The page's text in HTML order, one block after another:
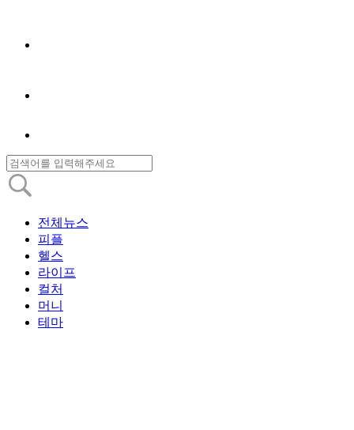
전체뉴스
피플
헬스
라이프
컬처
머니
테마